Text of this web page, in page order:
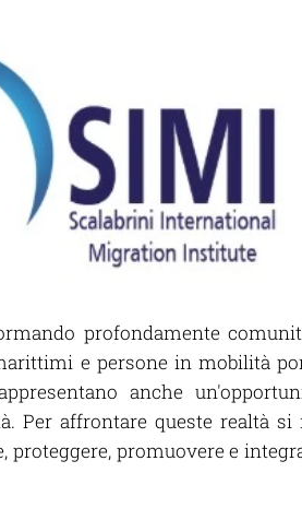
profondamente
e persone in mobilità
anche
Per affrontare queste realtà
proteggere, promuovere e